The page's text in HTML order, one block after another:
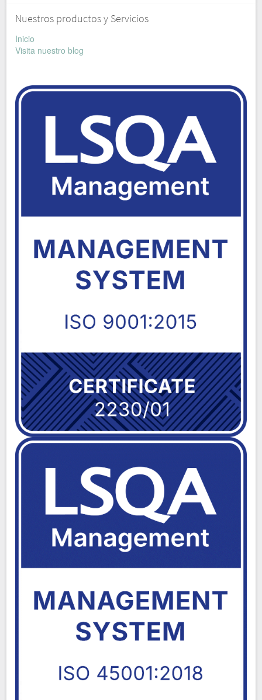
Nuestros productos y Servicios
Inicio
Visita nuestro blog